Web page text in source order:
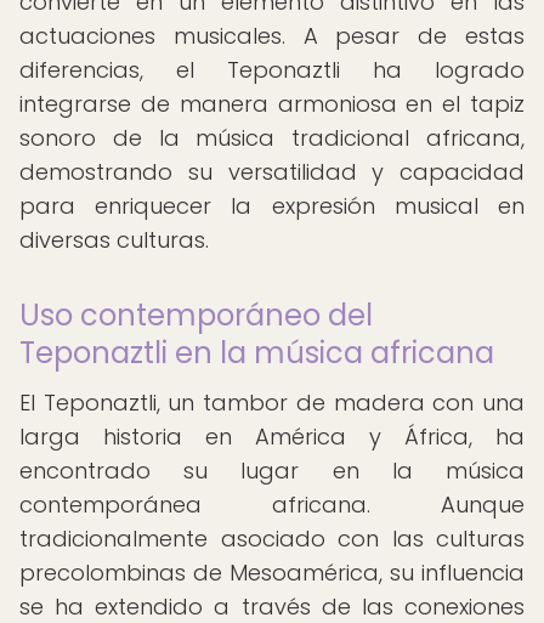
actuaciones musicales. A pesar de estas
diferencias, el Teponaztli ha logrado
integrarse de manera armoniosa en el tapiz
sonoro de la música tradicional africana,
demostrando su versatilidad y capacidad
para enriquecer la expresión musical en
diversas culturas.
Uso contemporáneo del
Teponaztli en la música africana
El Teponaztli, un tambor de madera con una
larga historia en América y África, ha
encontrado su lugar en la música
contemporánea africana. Aunque
tradicionalmente asociado con las culturas
precolombinas de Mesoamérica, su influencia
se ha extendido a través de las conexiones